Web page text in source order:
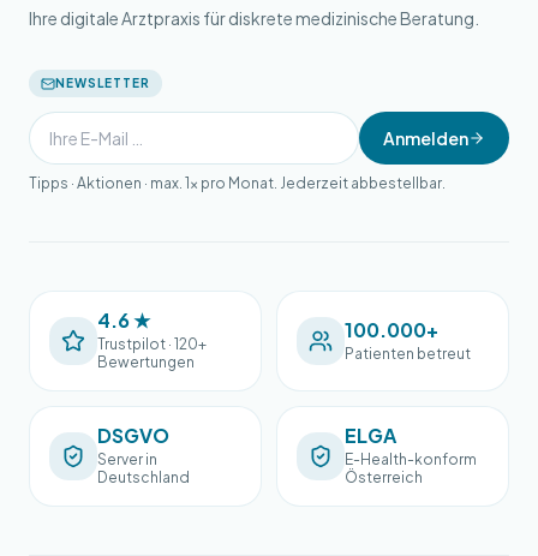
Ihre digitale Arztpraxis für diskrete medizinische Beratung.
NEWSLETTER
Anmelden
Tipps · Aktionen · max. 1× pro Monat. Jederzeit abbestellbar.
4.6 ★
Trustpilot · 120+
Bewertungen
100.000+
Patienten betreut
DSGVO
Server in
Deutschland
ELGA
E-Health-konform
Österreich